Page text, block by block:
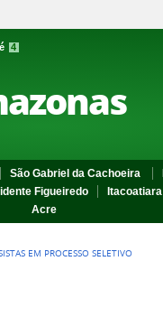
4
São Gabriel da Cachoeira
Figueiredo Itacoatiara
Acre
EM PROCESSO SELETIVO